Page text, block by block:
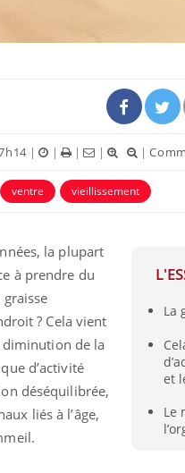
| | | | |
ventre vieillissement
La
et
Le
la plupart
à prendre du
? Cela vient
de la
d’activité
déséquilibrée,
liés à l’âge,
Youtube
Carence en fer :
prévenir Youtube
même alopécie… Les
...